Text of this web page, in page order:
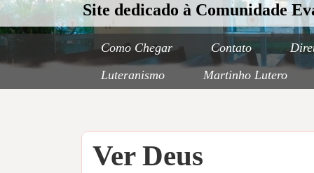
Site dedicado à Comunidade
Como Chegar Contato
Luteranismo
Martinho Lutero
Ver Deus